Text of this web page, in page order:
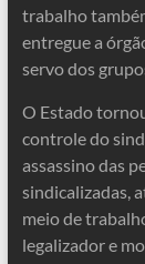
trabalho
entregue a
servo dos
O Estado
controle do
assassino das
sindicalizadas,
meio de
legalizador e